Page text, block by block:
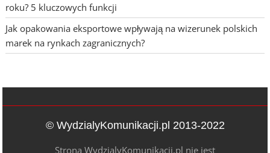
roku? 5 kluczowych funkcji
Jak opakowania eksportowe wpływają na wizerunek polskich
marek na rynkach zagranicznych?
© WydzialyKomunikacji.pl 2013-2022
Strona WydzialyKomunikacji.pl nie jest